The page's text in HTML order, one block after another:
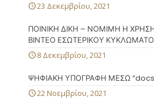
23 Δεκεμβρίου, 2021
ΠΟΙΝΙΚΗ ΔΙΚΗ – ΝΟΜΙΜΗ Η
ΒΙΝΤΕΟ ΕΣΩΤΕΡΙΚΟΥ
8 Δεκεμβρίου, 2021
ΨΗΦΙΑΚΗ ΥΠΟΓΡΑΦΗ ΜΕΣΩ
22 Νοεμβρίου, 2021